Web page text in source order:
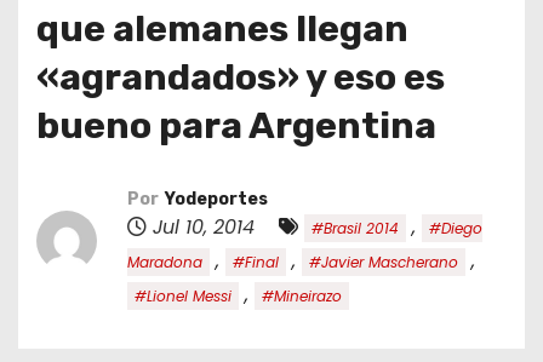
que alemanes llegan
«agrandados» y eso es
bueno para Argentina
Por Yodeportes
Jul 10, 2014 #Brasil 2014 ,
#Diego
Maradona
, #Final , #Javier Mascherano ,
#Lionel Messi , #Mineirazo